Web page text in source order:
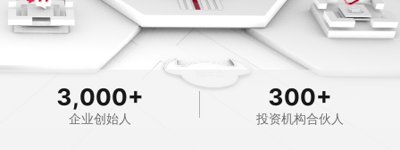
3,000+
企业创始人
300+
投资机构合伙人